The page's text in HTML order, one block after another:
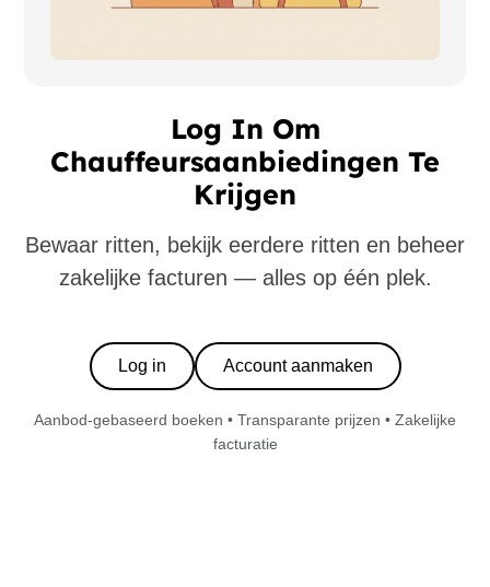
Log In Om
Chauffeursaanbiedingen Te
Krijgen
Bewaar ritten, bekijk eerdere ritten en beheer
zakelijke facturen — alles op één plek.
Log in Account aanmaken
Aanbod-gebaseerd boeken • Transparante prijzen • Zakelijke
facturatie